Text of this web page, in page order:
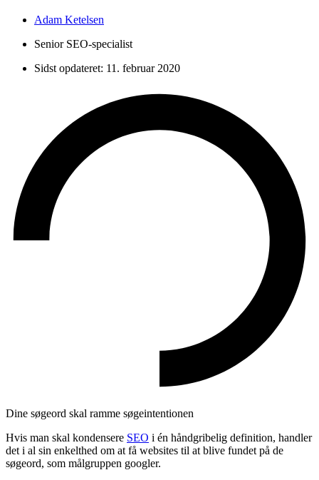
Adam Ketelsen
Senior SEO-specialist
Sidst opdateret: 11. februar 2020
Dine søgeord skal ramme søgeintentionen
Hvis man skal kondensere SEO i én håndgribelig definition, handler
det i al sin enkelthed om at få websites til at blive fundet på de
søgeord, som målgruppen googler.